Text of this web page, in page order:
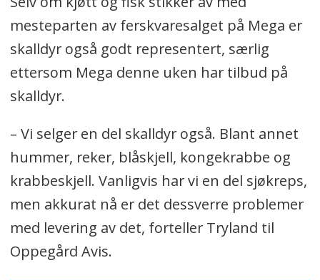
mesteparten av ferskvaresalget på Mega er
skalldyr også godt representert, særlig
ettersom Mega denne uken har tilbud på
skalldyr.
– Vi selger en del skalldyr også. Blant annet
hummer, reker, blåskjell, kongekrabbe og
krabbeskjell. Vanligvis har vi en del sjøkreps,
men akkurat nå er det dessverre problemer
med levering av det, forteller Tryland til
Oppegård Avis.